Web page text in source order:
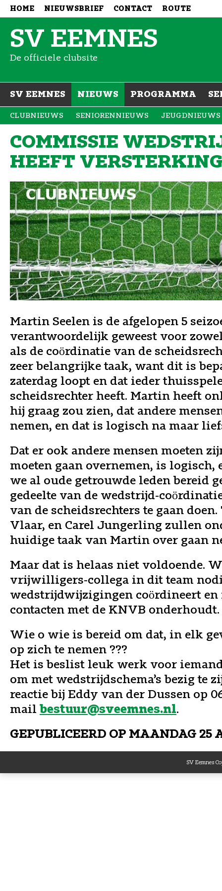
HOME NIEUWSBRIEF CONTACT ROUTE
SV EEMNES
De officiele clubsite
SV EEMNES NIEUWS
CLUBNIEUWS SENIORENNIEUWS JEUGDNIEUWS
PROGRAMMA
COMMISSIE
HEEFT
Martin Seelen is de afgelopen 5
verantwoordelijk geweest voor
als de coördinatie van de
zeer belangrijke taak, want dit is
zaterdag loopt en dat ieder
scheidsrechter heeft. Martin heeft
hij graag zou zien, dat andere
nemen, en dat is logisch na maar
Dat er ook andere mensen moeten
moeten gaan overnemen, is logisch,
we al oude getrouwde leden bereid
gedeelte van de wedstrijd-
van de scheidsrechters te gaan doen.
Vlaar, en Carel Jungerling zullen
huidige taak van Martin over gaan
Maar dat is helaas niet voldoende.
vrijwilligers-collega in dit team
wedstrijdwijzigingen coördineert en
contacten met de KNVB onderhoudt.
Wie o wie is bereid om dat, in elk
op zich te nemen ???
Het is beslist leuk werk voor
om met wedstrijdschema’s bezig te
reactie bij Eddy van der Dussen op
mail bestuur@sveemnes.nl.
GEPUBLICEERD OP MAANDAG 25
SV Eemnes